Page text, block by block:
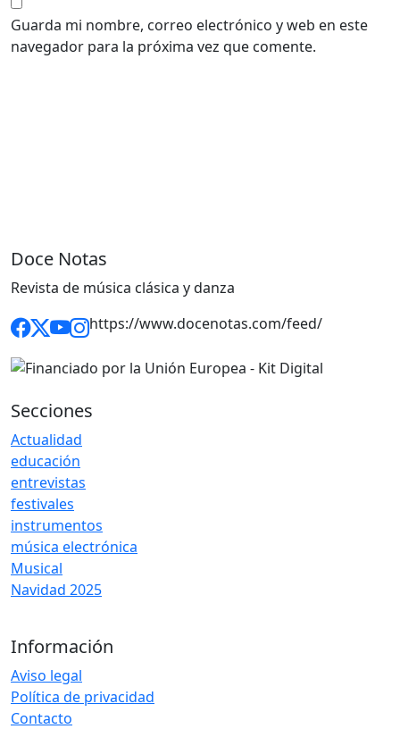
Guarda mi nombre, correo electrónico y web en este
navegador para la próxima vez que comente.
Doce Notas
Revista de música clásica y danza
https://www.docenotas.com/feed/
Secciones
Actualidad
educación
entrevistas
festivales
instrumentos
música electrónica
Musical
Navidad 2025
Información
Aviso legal
Política de privacidad
Contacto